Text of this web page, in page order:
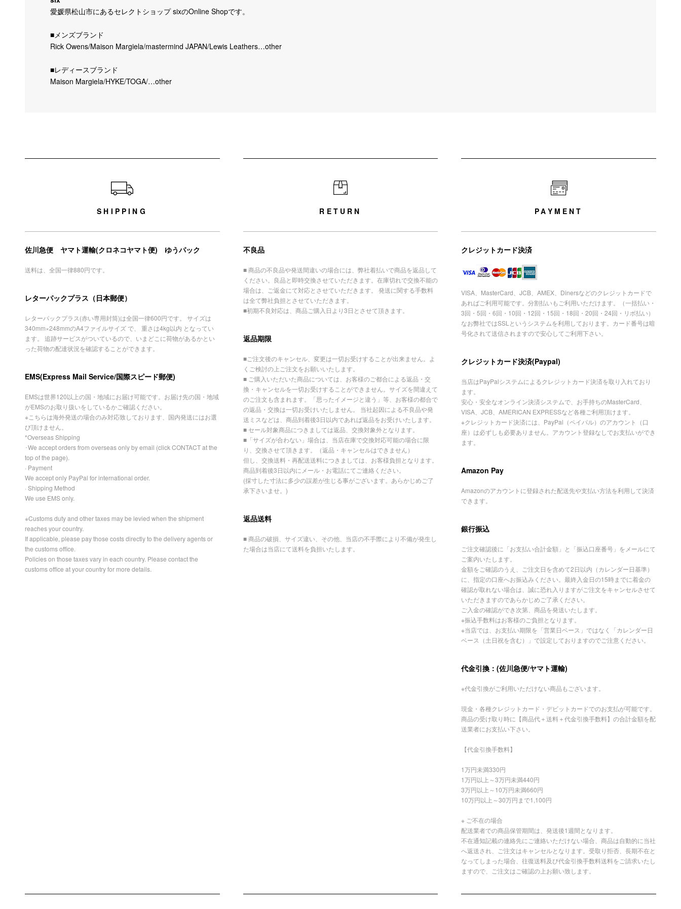
愛媛県松山市にあるセレクトショップ sixのOnline Shopです。
■メンズブランド
Rick Owens/Maison Margiela/mastermind JAPAN/Lewis Leathers…other
■レディースブランド
Maison Margiela/HYKE/TOGA/…other
SHIPPING
佐川急便 ヤマト運輸(クロネコヤマト便) ゆうパック
送料は、全国一律880円です。
レターパックプラス（日本郵便）
レターパックプラス(赤い専用封筒)は全国一律600円です。 サイズは
340mm×248mmのA4ファイルサイズ で、 重さは4kg以内 となってい
ます。 追跡サービスがついているので、いまどこに荷物があるかとい
った荷物の配達状況を確認することができます。
EMS(Express Mail Service/国際スピード郵便)
EMSは世界120以上の国・地域にお届け可能です。お届け先の国・地域
がEMSのお取り扱いをしているかご確認ください。
※こちらは海外発送の場合のみ対応致しております、国内発送にはお選
び頂けません。
*Overseas Shipping
･We accept orders from overseas only by email (click CONTACT at the
top of the page).
· Payment
We accept only PayPal for international order.
· Shipping Method
We use EMS only.
※Customs duty and other taxes may be levied when the shipment
reaches your country.
If applicable, please pay those costs directly to the delivery agents or
the customs office.
Policies on those taxes vary in each country. Please contact the
customs office at your country for more details.
RETURN
不良品
■ 商品の不良品や発送間違いの場合には、弊社着払いで商品を返品して
ください。良品と即時交換させていただきます。在庫切れで交換不能の
場合は、ご返金にて対応とさせていただきます。 発送に関する手数料
は全て弊社負担とさせていただきます。
■初期不良対応は、商品ご購入日より3日とさせて頂きます。
返品期限
■ご注文後のキャンセル、変更は一切お受けすることが出来ません。よ
くご検討の上ご注文をお願いいたします。
■ ご購入いただいた商品については、お客様のご都合による返品・交
換・キャンセルを一切お受けすることができません。サイズを間違えて
のご注文も含まれます。「思ったイメージと違う」等、お客様の都合で
の返品・交換は一切お受けいたしません。 当社起因による不良品や発
送ミスなどは、商品到着後3日以内であれば返品をお受けいたします。
■ セール対象商品につきましては返品、交換対象外となります。
■「サイズが合わない」場合は、当店在庫で交換対応可能の場合に限
り、交換させて頂きます。（返品・キャンセルはできません）
但し、交換送料・再配送送料につきましては、お客様負担となります。
商品到着後3日以内にメール・お電話にてご連絡ください。
(採寸した寸法に多少の誤差が生じる事がございます。あらかじめご了
承下さいませ。)
返品送料
■ 商品の破損、サイズ違い、その他、当店の不手際により不備が発生し
た場合は当店にて送料を負担いたします。
PAYMENT
クレジットカード決済
VISA、MasterCard、JCB、AMEX、Dinersなどのクレジットカードで
あればご利用可能です。分割払いもご利用いただけます。（一括払い・
3回・5回・6回・10回・12回・15回・18回・20回・24回・リボ払い）
なお弊社ではSSLというシステムを利用しております。カード番号は暗
号化されて送信されますので安心してご利用下さい。
クレジットカード決済(Paypal)
当店はPayPalシステムによるクレジットカード決済を取り入れており
ます。
安心・安全なオンライン決済システムで、お手持ちのMasterCard、
VISA、JCB、AMERICAN EXPRESSなど各種ご利用頂けます。
※クレジットカード決済には、PayPal（ペイパル）のアカウント（口
座）は必ずしも必要ありません。アカウント登録なしでお支払いができ
ます。
Amazon Pay
Amazonのアカウントに登録された配送先や支払い方法を利用して決済
できます。
銀行振込
ご注文確認後に「お支払い合計金額」と「振込口座番号」をメールにて
ご案内いたします。
金額をご確認のうえ、ご注文日を含めて2日以内（カレンダー日基準）
に、指定の口座へお振込みください。最終入金日の15時までに着金の
確認が取れない場合は、誠に恐れ入りますがご注文をキャンセルさせて
いただきますのであらかじめご了承ください。
ご入金の確認ができ次第、商品を発送いたします。
※振込手数料はお客様のご負担となります。
※当店では、お支払い期限を「営業日ベース」ではなく「カレンダー日
ベース（土日祝を含む）」で設定しておりますのでご注意ください。
代金引換：(佐川急便/ヤマト運輸)
※代金引換がご利用いただけない商品もございます。
現金・各種クレジットカード・デビットカードでのお支払が可能です。
商品の受け取り時に【商品代＋送料＋代金引換手数料】の合計金額を配
送業者にお支払い下さい。
【代金引換手数料】
1万円未満330円
1万円以上～3万円未満440円
3万円以上～10万円未満660円
10万円以上～30万円まで1,100円
※ ご不在の場合
配送業者での商品保管期間は、発送後1週間となります。
不在通知記載の連絡先にご連絡いただけない場合、商品は自動的に当社
へ返送され、ご注文はキャンセルとなります。受取り拒否、長期不在と
なってしまった場合、往復送料及び代金引換手数料送料をご請求いたし
ますので、ご注文はご確認の上お願い致します。